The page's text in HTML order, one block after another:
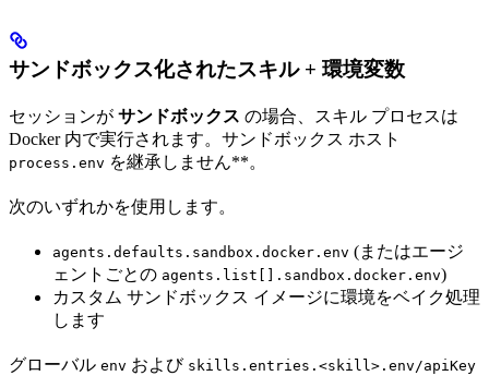
サンドボックス化されたスキル + 環境変数
セッションが サンドボックス の場合、スキル プロセスは
Docker 内で実行されます。サンドボックス ホスト
process.env を継承しません**。
次のいずれかを使用します。
agents.defaults.sandbox.docker.env (またはエージ
ェントごとの agents.list[].sandbox.docker.env)
カスタム サンドボックス イメージに環境をベイク処理
します
グローバル env および skills.entries.<skill>.env/apiKey